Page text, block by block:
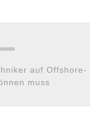
auf Offshore-
muss